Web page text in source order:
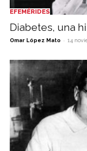
EFEMÉRIDES
Diabetes, una
Omar López Mato - 14